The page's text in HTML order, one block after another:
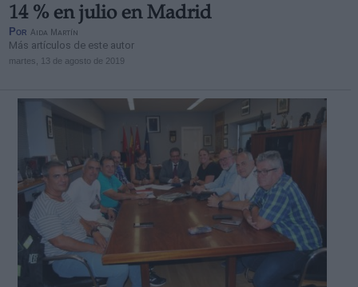
14 % en julio en Madrid
Por Aida Martín
Más artículos de este autor
martes, 13 de agosto de 2019